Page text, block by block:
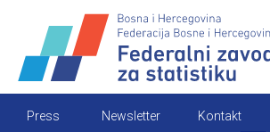
content
Press Newsletter
Kontakt